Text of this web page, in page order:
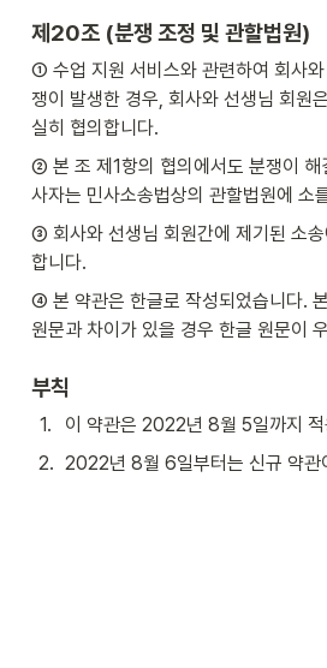
제20조 (분쟁 조정 및 관할법원)
① 수업 지원 서비스와 관련하여 회사
쟁이 발생한 경우, 회사와 선생님 회원
실히 협의합니다.
② 본 조 제1항의 협의에서도 분쟁이 해
사자는 민사소송법상의 관할법원에 소
③ 회사와 선생님 회원간에 제기된 소
합니다.
④ 본 약관은 한글로 작성되었습니다.
원문과 차이가 있을 경우 한글 원문이
부칙
1.
이 약관은 2022년 8월 5일까지 적
2. 2022년 8월 6일부터는 신규 약관